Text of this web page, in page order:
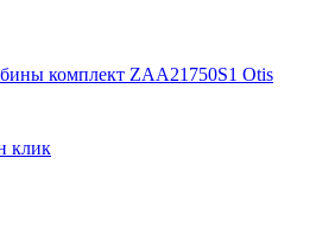
комплект ZAA21750S1 Otis
клик